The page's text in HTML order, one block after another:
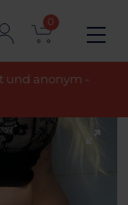
0
und anonym -